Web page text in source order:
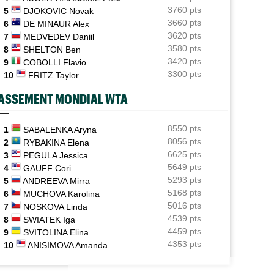
ROSE
Garcia est désormais maman d’un
Pablo
ATP / WTA
Tous les résultats de ce jeudi 6 août
de la nuit
Tous les résultats de ce jeudi 6 août 2026 et de la nuit
09:00
ATP - Montréal
Rinderknech profite de l'abandon de Tiafoe et file en
huitièmes
08:58
Tennis Actu
Abonnement 9,99€ et pour 1 an, Tennis Actu sans pub
et sans pop up
Les amoureux Monfils et Svitolina ensemble pour le
double mixte ?
ATP - Montréal
Griekspoor : "Quand on connaît mon histoire face à
Zverev..."
5
DJOKOVIC Novak
3760 pts
6
DE MINAUR Alex
3660 pts
7
MEDVEDEV Daniil
3620 pts
8
SHELTON Ben
3580 pts
9
COBOLLI Flavio
3420 pts
10
FRITZ Taylor 3300 pts
MONDIAL WTA
1 SABALENKA Aryna
8550 pts
2
RYBAKINA Elena
8056 pts
3
PEGULA Jessica
6625 pts
4
GAUFF Cori
5649 pts
5
ANDREEVA Mirra
5293 pts
6
MUCHOVA Karolina
5168 pts
7
NOSKOVA Linda
5016 pts
8
SWIATEK Iga
4539 pts
9
SVITOLINA Elina
4459 pts
10
ANISIMOVA Amanda 4353 pts